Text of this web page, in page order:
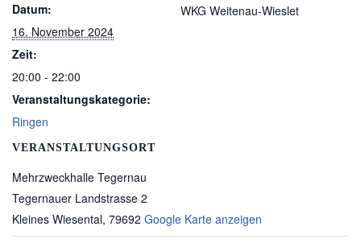
Datum:
16. November 2024
Zeit:
20:00 - 22:00
Veranstaltungskategorie:
Ringen
VERANSTALTUNGSORT
Mehrzweckhalle Tegernau
Tegernauer Landstrasse 2
Kleines Wiesental, 79692 Google Karte anzeigen
WKG Weitenau-Wieslet